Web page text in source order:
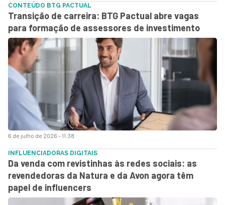
6 de julho de 2026 - 11:38
CONTEÚDO BTG PACTUAL
Transição de carreira: BTG Pactual abre vagas
para formação de assessores de investimento
INFLUENCIADORAS DIGITAIS
Da venda com revistinhas às redes sociais: as
revendedoras da Natura e da Avon agora têm
papel de influencers